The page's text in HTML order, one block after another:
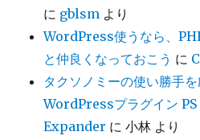
に gblsm より
WordPress使うなら、
と仲良くなっておこう に
タクソノミーの使い勝手
WordPressプラグイン
Expander に小林 より